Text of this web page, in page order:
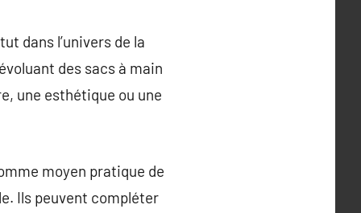
dans l’univers de la
des sacs à main
une esthétique ou une
moyen pratique de
Ils peuvent compléter